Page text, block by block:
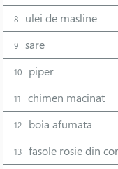
8 ulei de masline
9 sare
10 piper
11 chimen macinat
12 boia afumata
13 fasole rosie din